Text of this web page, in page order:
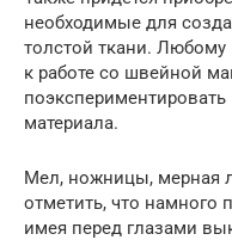
необходимые для
толстой ткани. Любому
к работе со швейной
материала.
Мел, ножницы, мерная
отметить, что намного
имея перед глазами